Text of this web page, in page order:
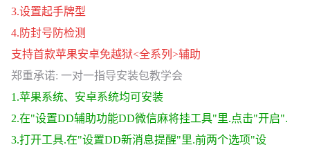
3.设置起手牌型
4.防封号防检测
支持首款苹果安卓免越狱<全系列>辅助
郑重承诺: 一对一指导安装包教学会
1 .苹果系统、安卓系统均可安装
2.在"设置DD辅助功能DD微信麻将挂工具"里.点击"开启".
3.打开工具.在"设置DD新消息提醒"里.前两个选项"设